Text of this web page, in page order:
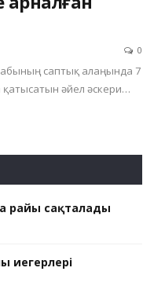
0
саптық алаңында 7
қатысатын әйел әскери…
райы сақталады
иегерлері